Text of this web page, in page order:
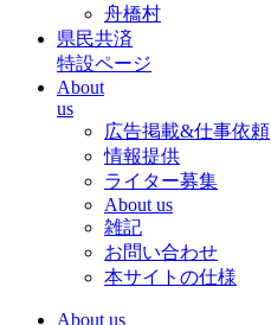
舟橋村
県民共済
特設ページ
About
us
広告掲載&仕事依頼
情報提供
ライター募集
About us
雑記
お問い合わせ
本サイトの仕様
About us